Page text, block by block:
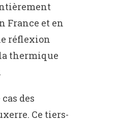
France et en
réflexion
thermique
cas des
Ce tiers-